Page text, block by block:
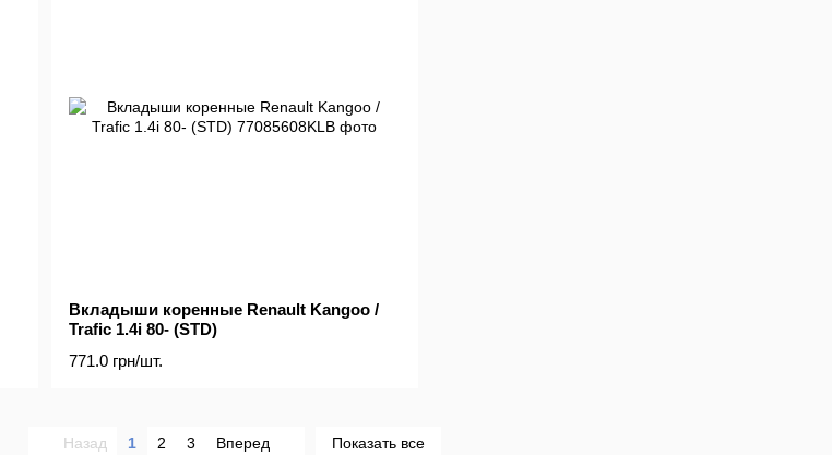
Вкладыши коренные Renault Kangoo /
Trafic 1.4i 80- (STD)
771.0 грн/шт.
Назад 1 2 3 Вперед Показать все